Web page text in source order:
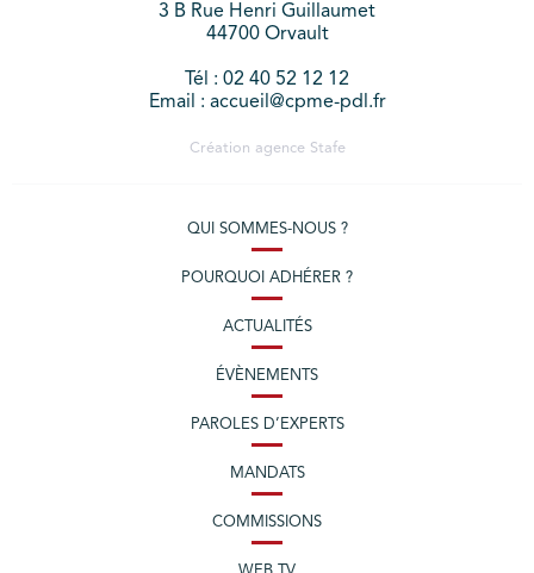
3 B Rue Henri Guillaumet
44700 Orvault
Tél : 02 40 52 12 12
Email : accueil@cpme-pdl.fr
Création agence Stafe
QUI SOMMES-NOUS ?
POURQUOI ADHÉRER ?
ACTUALITÉS
ÉVÈNEMENTS
PAROLES D’EXPERTS
MANDATS
COMMISSIONS